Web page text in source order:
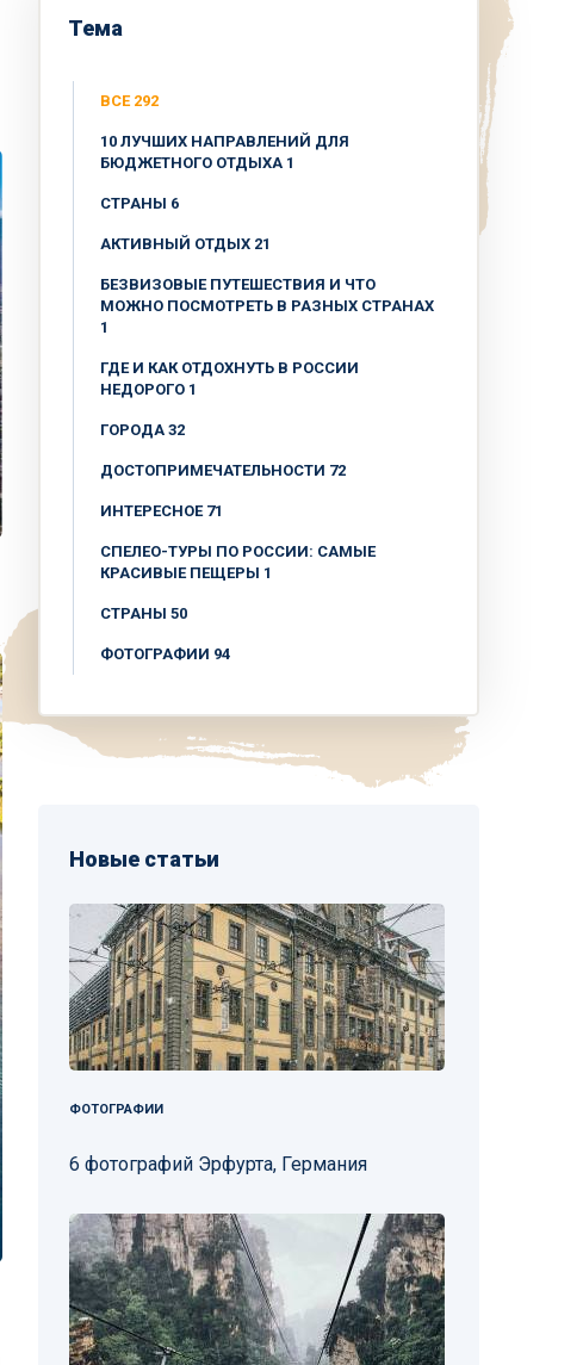
Тема
ВСЕ 292
10 ЛУЧШИХ НАПРАВЛЕНИЙ ДЛЯ
БЮДЖЕТНОГО ОТДЫХА 1
CТРАНЫ 6
АКТИВНЫЙ ОТДЫХ 21
БЕЗВИЗОВЫЕ ПУТЕШЕСТВИЯ И ЧТО
МОЖНО ПОСМОТРЕТЬ В РАЗНЫХ СТРАНАХ
1
ГДЕ И КАК ОТДОХНУТЬ В РОССИИ
НЕДОРОГО 1
ГОРОДА 32
ДОСТОПРИМЕЧАТЕЛЬНОСТИ 72
ИНТЕРЕСНОЕ 71
СПЕЛЕО-ТУРЫ ПО РОССИИ: САМЫЕ
КРАСИВЫЕ ПЕЩЕРЫ 1
СТРАНЫ 50
ФОТОГРАФИИ 94
Новые статьи
ФОТОГРАФИИ
6 фотографий Эрфурта, Германия